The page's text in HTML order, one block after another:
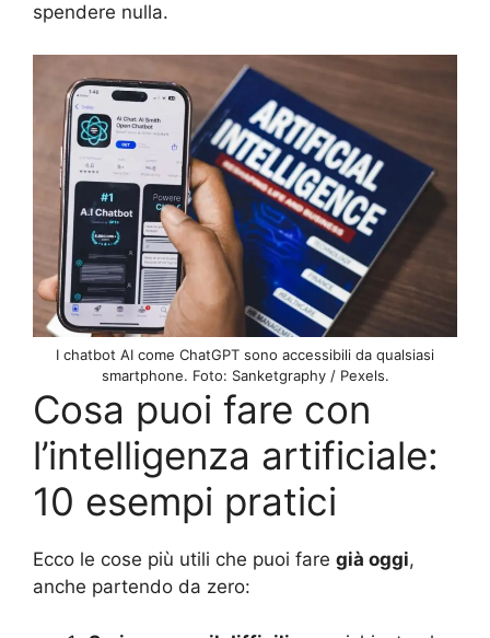
spendere nulla.
I chatbot AI come ChatGPT sono accessibili da qualsiasi
smartphone. Foto: Sanketgraphy / Pexels.
Cosa puoi fare con
l’intelligenza artificiale:
10 esempi pratici
Ecco le cose più utili che puoi fare già oggi,
anche partendo da zero: